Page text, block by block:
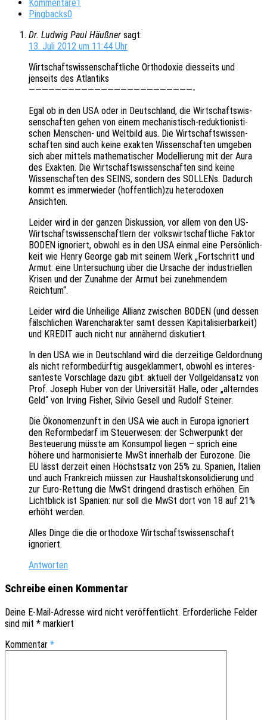
Kommentare1
Pingbacks0
Dr. Ludwig Paul Häußner sagt:
13. Juli 2012 um 11:44 Uhr
Wirt­schafts­wis­sen­schaft­li­che Ortho­do­xie dies­seits und
jenseits des Atlantiks
—————————————————————————-
Egal ob in den USA oder in Deutsch­land, die Wirt­schafts­wis­
sen­schaf­ten gehen von einem mecha­nis­tisch-reduk­tio­nis­ti­
schen Menschen- und Welt­bild aus. Die Wirt­schafts­wis­sen­
schaf­ten sind auch keine exak­ten Wissen­schaf­ten umge­ben
sich aber mittels mathe­ma­ti­scher Model­lie­rung mit der Aura
des Exak­ten. Die Wirt­schafts­wis­sen­schaf­ten sind keine
Wissen­schaf­ten des SEINS, sondern des SOLLENs. Dadurch
kommt es immer­wie­der (hoffentlich)zu hete­ro­do­xen
Ansichten.
Leider wird in der ganzen Diskus­si­on, vor allem von den US-
Wirt­schafts­wis­sen­schaft­lern der volks­wirt­schaft­li­che Faktor
BODEN igno­riert, obwohl es in den USA einmal eine Persön­lich­
keit wie Henry George gab mit seinem Werk „Fort­schritt und
Armut: eine Unter­su­chung über die Ursa­che der indus­tri­el­len
Krisen und der Zunah­me der Armut bei zuneh­men­dem
Reichtum“.
Leider wird die Unhei­li­ge Alli­anz zwischen BODEN (und dessen
fälsch­li­chen Waren­cha­rak­ter samt dessen Kapi­ta­li­sier­bar­keit)
und KREDIT auch nicht nur annä­hernd diskutiert.
In den USA wie in Deutsch­land wird die derzei­ti­ge Geld­ord­nung
als nicht reform­be­dürf­tig ausge­klam­mert, obwohl es inter­es­
san­tes­te Vorschla­ge dazu gibt: aktu­ell der Voll­geld­an­satz von
Prof. Joseph Huber von der Univer­si­tät Halle, oder „altern­des
Geld“ von Irving Fisher, Silvio Gesell und Rudolf Steiner.
Die Ökono­men­zunft in den USA wie auch in Europa igno­riert
den Reform­be­darf im Steu­er­we­sen: der Schwer­punkt der
Besteue­rung müsste am Konsum­pol liegen – sprich eine
höhere und harmo­ni­sier­te MwSt inner­halb der Euro­zo­ne. Die
EU lässt derzeit einen Höchst­satz von 25% zu. Spani­en, Itali­en
und auch Frank­reich müssen zur Haus­halts­kon­so­li­die­rung und
zur Euro-Rettung die MwSt drin­gend dras­tisch erhö­hen. Ein
Licht­blick ist Spani­en: nur soll die MwSt dort von 18 auf 21%
erhöht werden.
Alles Dinge die die ortho­do­xe Wirt­schafts­wis­sen­schaft
ignoriert.
Antworten
Schreibe einen Kommentar
Deine E-Mail-Adresse wird nicht veröffentlicht. Erforderliche Felder
sind mit * markiert
Kommentar *